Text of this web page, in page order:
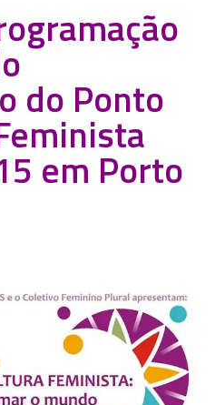
do Ponto
em Porto